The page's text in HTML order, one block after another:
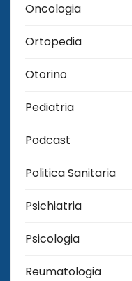
Oncologia
Ortopedia
Otorino
Pediatria
Podcast
Politica Sanitaria
Psichiatria
Psicologia
Reumatologia